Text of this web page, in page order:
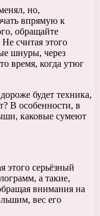
но,
впрямую к
обращайте
считая этого
шнуры, через
время, когда утюг
будет техника,
В особенности, в
каковые сумеют
этого серьёзный
а такие,
внимания на
вес его